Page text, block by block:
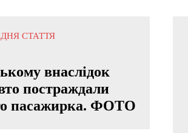
СТАТТЯ
внаслідок
постраждали
пасажирка. ФОТО